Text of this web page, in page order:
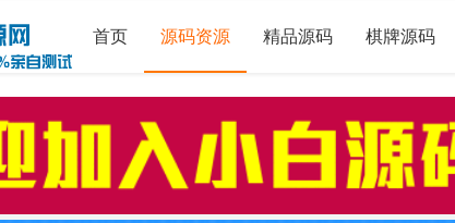
首页 源码资源 精品源码 棋牌源码